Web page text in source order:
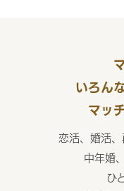
いろん
マッ
恋活、婚活
中年婚
ひ